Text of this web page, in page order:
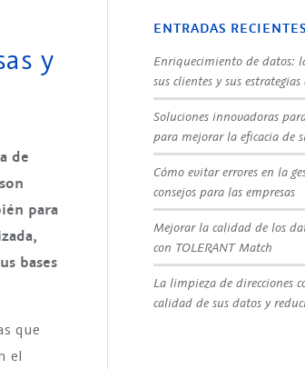
y
de
para
bases
que
el
ENTRADAS RECIENTES
Enriquecimiento de datos:
sus clientes y sus
Soluciones innovadoras
para mejorar la eficacia de
Cómo evitar errores en la
consejos para las empresas
Mejorar la calidad de los
con TOLERANT Match
La limpieza de direcciones
calidad de sus datos y